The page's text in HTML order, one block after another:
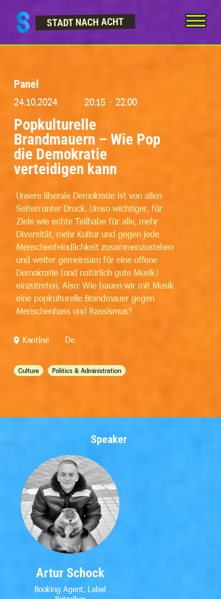
STADT NACH ACHT
Panel
24.10.2024 20.15 - 22.00
Popkulturelle
Brandmauern – Wie Pop
die Demokratie
verteidigen kann
Unsere liberale Demokratie ist von allen
Seiten unter Druck. Umso wichtiger, für
Ziele wie echte Teilhabe für alle, mehr
Diversität, mehr Kultur und gegen jede
Menschenfeindlichkeit zusammenzustehen
und weiter gemeinsam für eine offene
Demokratie (und natürlich gute Musik)
einzutreten. Also: Wie bauen wir mit Musik
eine popkulturelle Brandmauer gegen
Menschenhass und Rassismus?
Kantine De
Culture Politics & Administration
Speaker
Artur Schock
Booking Agent, Label